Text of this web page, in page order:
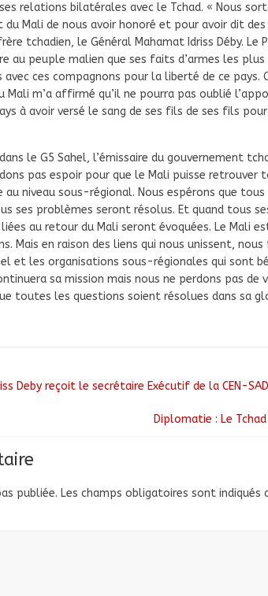
relations bilatérales avec le Tchad. « Nous
du Mali de nous avoir honoré et pour avoir dit
tchadien, le Général Mahamat Idriss Déby. Le
au peuple malien que ses faits d’armes les
avec ces compagnons pour la liberté de ce pays.
Mali m’a affirmé qu’il ne pourra pas oublié
à avoir versé le sang de ses fils de ses fils
le G5 Sahel, l’émissaire du gouvernement
pas espoir pour que le Mali puisse retrouver
niveau sous-régional. Nous espérons que
ses problèmes seront résolus. Et quand tous
au retour du Mali seront évoquées. Le Mali
Mais en raison des liens qui nous unissent,
et les organisations sous-régionales qui sont
sa mission mais nous ne perdons pas
toutes les questions soient résolues dans sa
Deby reçoit le secrétaire Exécutif de la CEN-SAD
Diplomatie : Le
publiée. Les champs obligatoires sont indiqués